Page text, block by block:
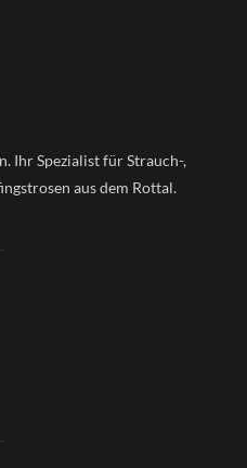
Ihr Spezialist für Strauch-,
aus dem Rottal.